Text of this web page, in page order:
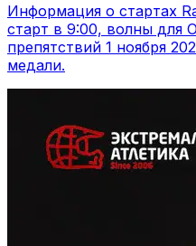
Информация о стартах
старт в 9:00, волны для
препятствий 1 ноября
медали.